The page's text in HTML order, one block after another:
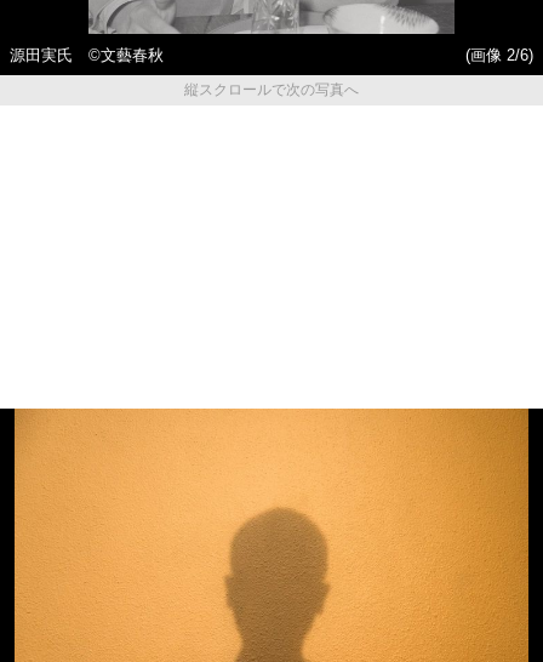
源田実氏 ©文藝春秋
(画像 2/6)
縦スクロールで次の写真へ